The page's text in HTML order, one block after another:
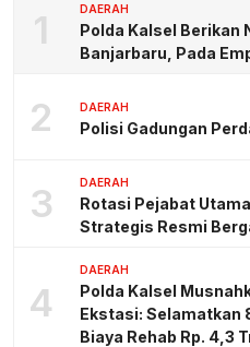
1 DAERAH
Polda Kalsel Berikan
Banjarbaru, Pada
2 DAERAH
Polisi Gadungan
3 DAERAH
Rotasi Pejabat
Strategis Resmi
4
DAERAH
Polda Kalsel
Ekstasi: Selamatkan
Biaya Rehab Rp. 4,3